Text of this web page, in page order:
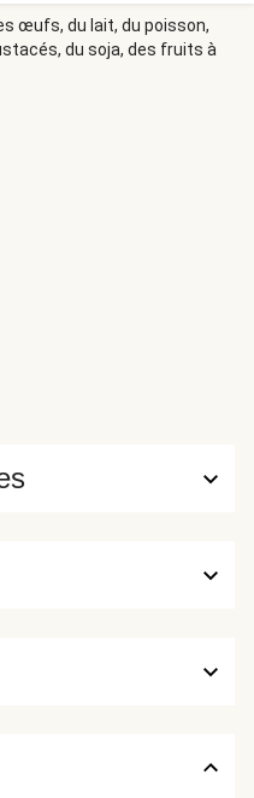
œufs, du lait, du poisson,
du soja, des fruits à